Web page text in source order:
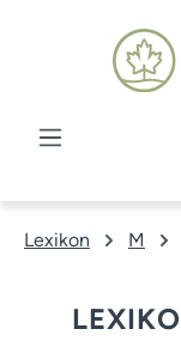
Zum Hauptinhalt
Lexikon M